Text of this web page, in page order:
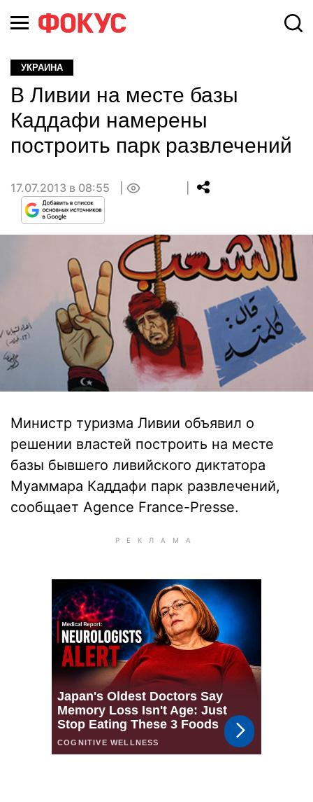
УКРАИНА
В Ливии на месте базы
Каддафи намерены
построить парк развлечений
17.07.2013 в 08:55
Министр туризма Ливии объявил о
решении властей построить на месте
базы бывшего ливийского диктатора
Муаммара Каддафи парк развлечений,
сообщает Agence France-Presse.